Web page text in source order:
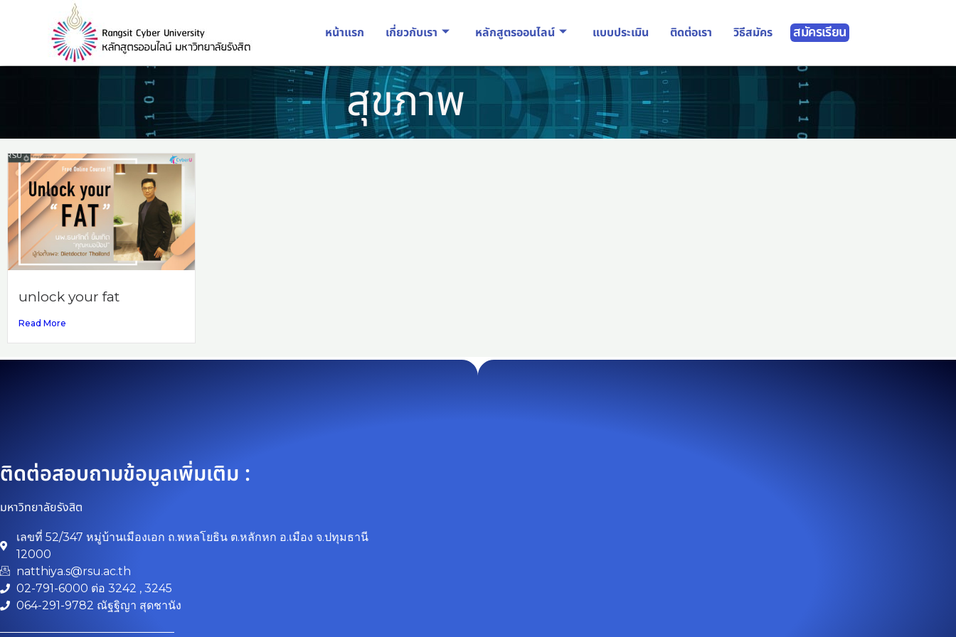
หน้าแรก เกี่ยวกับเรา หลักสูตรออนไลน์ แบบประเมิน ติดต่อเรา วิธีสมัคร สมัครเรียน
สุขภาพ
unlock your fat
Read More
ติดต่อสอบถามข้อมูลเพิ่มเติม :
มหาวิทยาลัยรังสิต
เลขที่ 52/347 หมู่บ้านเมืองเอก ถ.พหลโยธิน ต.หลักหก อ.เมือง จ.ปทุมธานี
12000
natthiya.s@rsu.ac.th
02-791-6000 ต่อ 3242 , 3245
064-291-9782 ณัฐฐิญา สุดชานัง